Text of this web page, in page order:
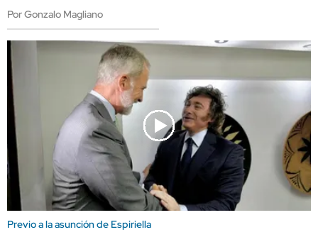
Por Gonzalo Magliano
Previo a la asunción de Espiriella